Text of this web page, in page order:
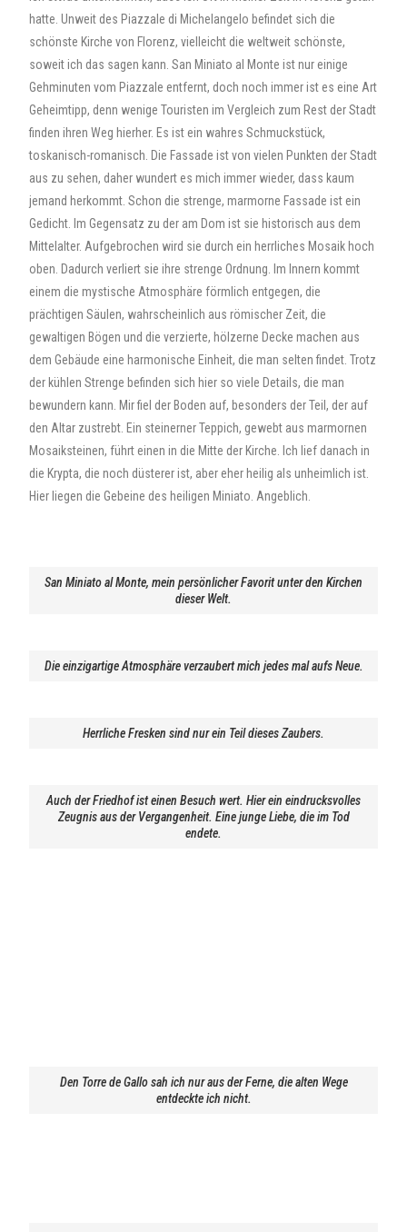
hatte. Unweit des Piazzale di Michelangelo befindet sich die
schönste Kirche von Florenz, vielleicht die weltweit schönste,
soweit ich das sagen kann. San Miniato al Monte ist nur einige
Gehminuten vom Piazzale entfernt, doch noch immer ist es eine Art
Geheimtipp, denn wenige Touristen im Vergleich zum Rest der Stadt
finden ihren Weg hierher. Es ist ein wahres Schmuckstück,
toskanisch-romanisch. Die Fassade ist von vielen Punkten der Stadt
aus zu sehen, daher wundert es mich immer wieder, dass kaum
jemand herkommt. Schon die strenge, marmorne Fassade ist ein
Gedicht. Im Gegensatz zu der am Dom ist sie historisch aus dem
Mittelalter. Aufgebrochen wird sie durch ein herrliches Mosaik hoch
oben. Dadurch verliert sie ihre strenge Ordnung. Im Innern kommt
einem die mystische Atmosphäre förmlich entgegen, die
prächtigen Säulen, wahrscheinlich aus römischer Zeit, die
gewaltigen Bögen und die verzierte, hölzerne Decke machen aus
dem Gebäude eine harmonische Einheit, die man selten findet. Trotz
der kühlen Strenge befinden sich hier so viele Details, die man
bewundern kann. Mir fiel der Boden auf, besonders der Teil, der auf
den Altar zustrebt. Ein steinerner Teppich, gewebt aus marmornen
Mosaiksteinen, führt einen in die Mitte der Kirche. Ich lief danach in
die Krypta, die noch düsterer ist, aber eher heilig als unheimlich ist.
Hier liegen die Gebeine des heiligen Miniato. Angeblich.
San Miniato al Monte, mein persönlicher Favorit unter den Kirchen
dieser Welt.
Die einzigartige Atmosphäre verzaubert mich jedes mal aufs Neue.
Herrliche Fresken sind nur ein Teil dieses Zaubers.
Auch der Friedhof ist einen Besuch wert. Hier ein eindrucksvolles
Zeugnis aus der Vergangenheit. Eine junge Liebe, die im Tod
endete.
Den Torre de Gallo sah ich nur aus der Ferne, die alten Wege
entdeckte ich nicht.